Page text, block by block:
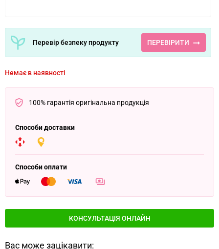
Перевір безпеку продукту ПЕРЕВІРИТИ
Немає в наявності
100% гарантія оригінальна продукція
Способи доставки
Способи оплати
КОНСУЛЬТАЦІЯ ОНЛАЙН
Вас може зацікавити: